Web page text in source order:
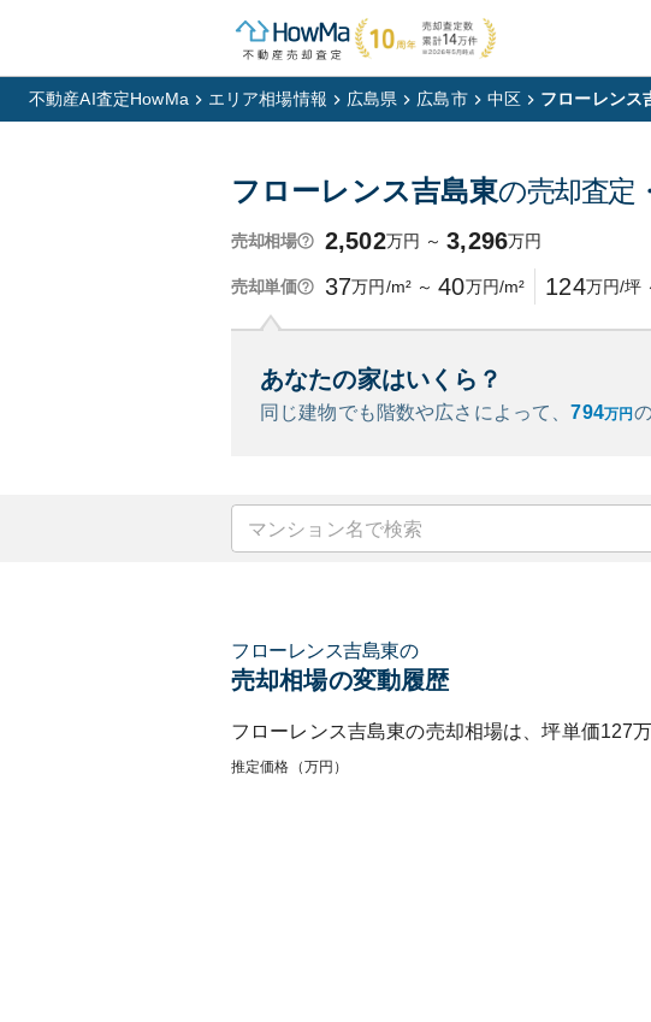
不動産AI査定HowMa エリア相場情報 広島県 広島市 中区 フローレンス
フローレンス吉島東の売却査定
売却相場 2,502万円 ～ 3,296万円
売却単価 37万円/m² ～ 40万円/m² 124万円/坪
あなたの家はいくら？
同じ建物でも階数や広さによって、794万円
フローレンス吉島東の
売却相場の変動履歴
フローレンス吉島東の売却相場は、坪単価127
推定価格（万円）